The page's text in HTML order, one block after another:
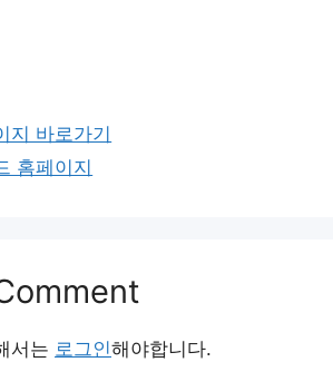
지 바로가기
홈페이지
서는 로그인해야합니다.